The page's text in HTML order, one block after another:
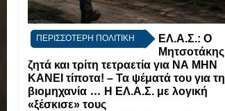
ΠΕΡΙΣΣΟΤΕΡΗ ΠΟΛΙΤΙΚΗ
ΕΛ.Α.Σ.: Ο
Μητσοτάκης
ζητά και τρίτη τετραετία για ΝΑ ΜΗΝ
ΚΑΝΕΙ τίποτα! – Τα ψέματά του για τη
βιομηχανία ... Η ΕΛ.Α.Σ. με λογική
«ξέσκισε» τους